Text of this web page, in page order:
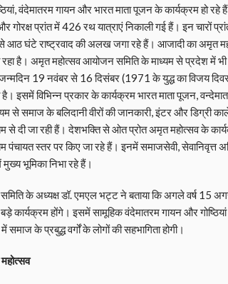
वंदेमातरम गायन और भारत माता पूजन के कार्यक्रम हो
प्रांत में 426 रथ यात्राएं निकाली गई हैं। इन चारों
से आठ घंटे राष्ट्रवाद की अलख जगा रहे हैं। आजादी का अमृत
है। अमृत महोत्सव आयोजन समिति के माध्यम से प्रदेश में भी
के जन्मदिन 19 नवंबर से 16 दिसंबर (1971 के युद्ध का विजय
इसमें विभिन्न प्रकार के कार्यक्रम भारत माता पूजन,
से समाज के बलिदानी वीरों की जानकारी, इंटर और डिग्री
से दी जा रही हैं। देशभक्ति से ओत प्रोत अमृत महोत्सव के
पंचायत स्तर पर किए जा रहे हैं। इनमें समाजसेवी, सेवानिवृत्त
भूमिका निभा रहे हैं।
के अध्यक्ष डॉ. एमएल भट्ट ने बताया कि अगले वर्ष 15
कार्यक्रम होंगे। इसमें सामूहिक वंदेमातरम गायन और
समाज के प्रबुद्ध वर्गों के लोगों की सहभागिता होगी।